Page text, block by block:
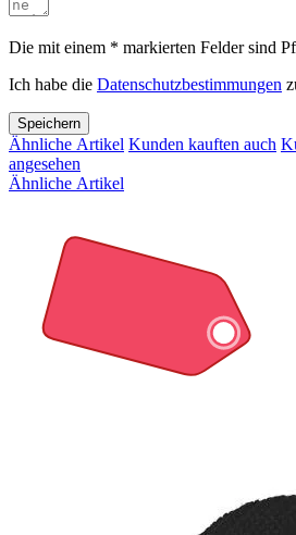
Die mit einem * markierten Felder sind
Ich habe die Datenschutzbestimmungen
Speichern
Ähnliche Artikel Kunden kauften auch
angesehen
Ähnliche Artikel